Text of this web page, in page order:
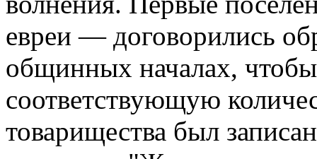
евреи — договорились
общинных началах,
соответствующую
товарищества был